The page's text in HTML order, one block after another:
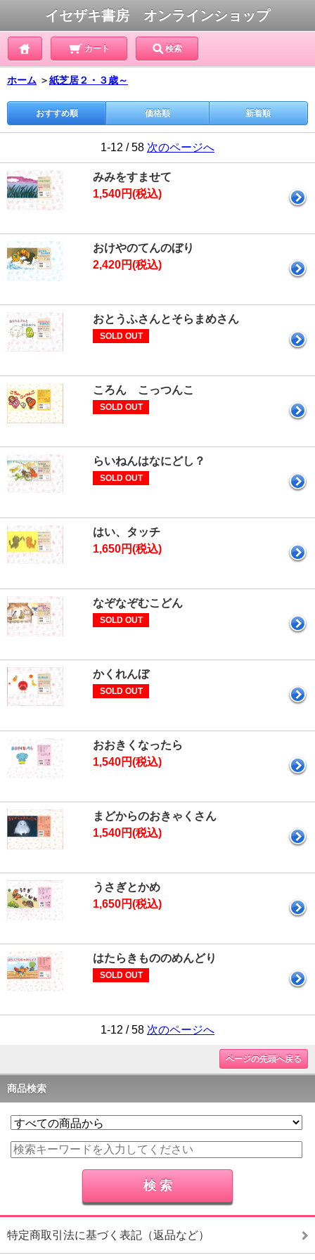
イセザキ書房 オンラインショップ
カート 検索
ホーム ＞紙芝居２・３歳～
おすすめ順 価格順 新着順
1-12 / 58 次のページへ
みみをすませて
1,540円(税込)
おけやのてんのぼり
2,420円(税込)
おとうふさんとそらまめさん
SOLD OUT
ころん こっつんこ
SOLD OUT
らいねんはなにどし？
SOLD OUT
はい、タッチ
1,650円(税込)
なぞなぞむこどん
SOLD OUT
かくれんぼ
SOLD OUT
おおきくなったら
1,540円(税込)
まどからのおきゃくさん
1,540円(税込)
うさぎとかめ
1,650円(税込)
はたらきもののめんどり
SOLD OUT
1-12 / 58 次のページへ
ページの先頭へ戻る
商品検索
特定商取引法に基づく表記（返品など）